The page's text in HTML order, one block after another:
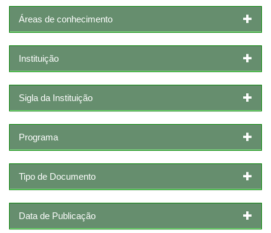
Áreas de conhecimento
Instituição
Sigla da Instituição
Programa
Tipo de Documento
Data de Publicação